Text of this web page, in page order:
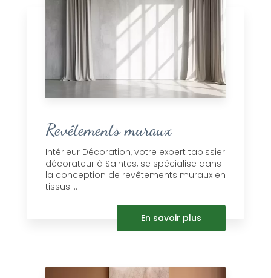
Revêtements muraux
Intérieur Décoration, votre expert tapissier
décorateur à Saintes, se spécialise dans
la conception de revêtements muraux en
tissus....
En savoir plus